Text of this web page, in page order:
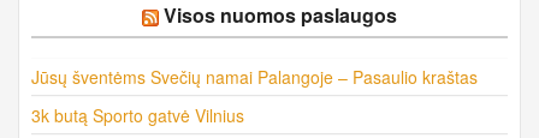
Visos nuomos paslaugos
Jūsų šventėms Svečių namai Palangoje – Pasaulio kraštas
3k butą Sporto gatvė Vilnius